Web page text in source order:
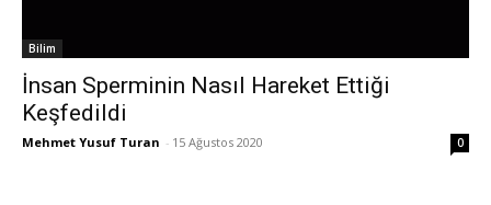
Bilim
İnsan Sperminin Nasıl Hareket Ettiği
Keşfedildi
Mehmet Yusuf Turan - 15 Ağustos 2020 0